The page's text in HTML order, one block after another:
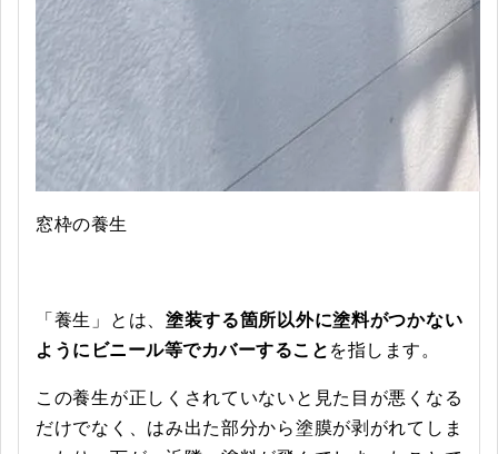
窓枠の養生
「養生」とは、 塗装する箇所以外に塗料がつかない
ようにビニール等でカバーすること を指します。
この養生が正しくされていないと見た目が悪くなる
だけでなく、はみ出た部分から塗膜が剥がれてしま